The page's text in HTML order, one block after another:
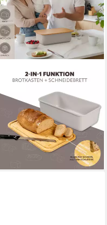
BREMERMANN
Brotkorb Brotkasten mit
Bambus-Deckel, Brotbox,
Schneidebrett, Brottopf, grau
21,99 € UVP28,99 €
-24%
lieferbar - in 2-3 Werktagen bei dir